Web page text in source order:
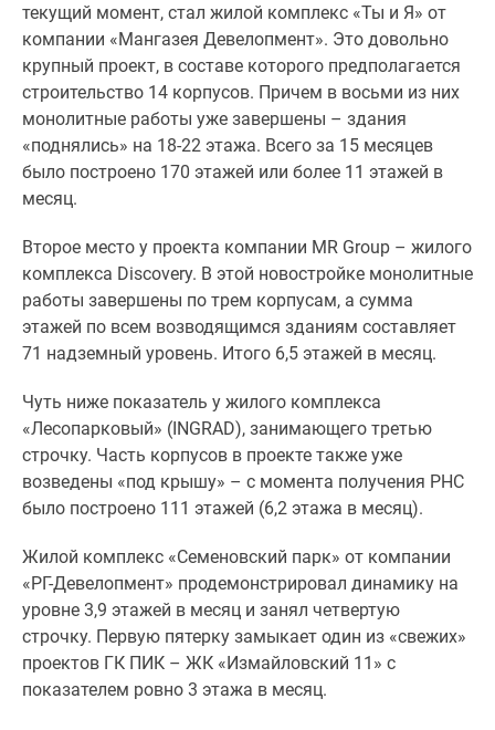
360°
Субсидированная
застройщиком
Rutube
Поиск
дома
Программа
реновации
Москве
Новостройки
класса
Новостройки
бизнес-
класса
Рассрочка
Траншевая
текущий момент, стал жилой комплекс «Ты и Я» от
компании «Мангазея Девелопмент». Это довольно
крупный проект, в составе которого предполагается
строительство 14 корпусов. Причем в восьми из них
монолитные работы уже завершены – здания
«поднялись» на 18-22 этажа. Всего за 15 месяцев
было построено 170 этажей или более 11 этажей в
месяц.
Второе место у проекта компании MR Group – жилого
комплекса Discovery. В этой новостройке монолитные
работы завершены по трем корпусам, а сумма
этажей по всем возводящимся зданиям составляет
71 надземный уровень. Итого 6,5 этажей в месяц.
Чуть ниже показатель у жилого комплекса
«Лесопарковый» (INGRAD), занимающего третью
строчку. Часть корпусов в проекте также уже
возведены «под крышу» ­– с момента получения РНС
было построено 111 этажей (6,2 этажа в месяц).
Жилой комплекс «Семеновский парк» от компании
«РГ-Девелопмент» продемонстрировал динамику на
уровне 3,9 этажей в месяц и занял четвертую
строчку. Первую пятерку замыкает один из «свежих»
проектов ГК ПИК – ЖК «Измайловский 11» с
показателем ровно 3 этажа в месяц.